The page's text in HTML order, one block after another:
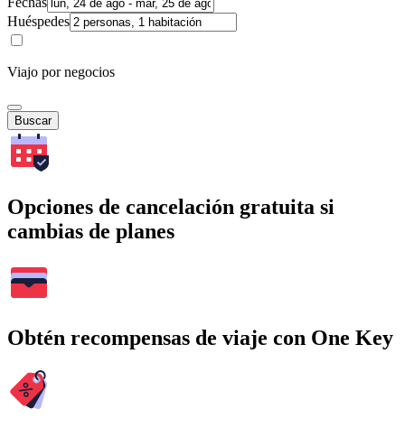
Huéspedes
Viajo por negocios
Buscar
Opciones de cancelación gratuita si
cambias de planes
Obtén recompensas de viaje con One Key